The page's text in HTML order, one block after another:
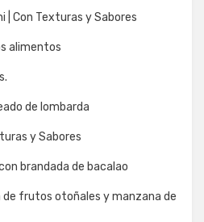
| Con Texturas y Sabores
alimentos
de lombarda
y Sabores
brandada de bacalao
de frutos otoñales y manzana de